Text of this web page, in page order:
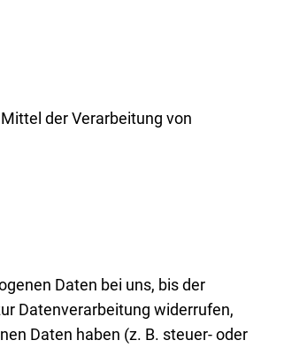
der Verarbeitung von
Daten bei uns, bis der
Datenverarbeitung widerrufen,
Daten haben (z. B. steuer- oder